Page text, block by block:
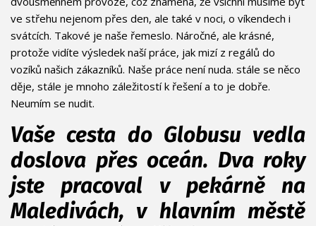
ve střehu nejenom přes den, ale také v noci, o víkendech i
svátcích. Takové je naše řemeslo. Náročné, ale krásné,
protože vidíte výsledek naší práce, jak mizí z regálů do
vozíků našich zákazníků. Naše práce není nuda. stále se něco
děje, stále je mnoho záležitostí k řešení a to je dobře.
Neumím se nudit.
Vaše cesta do Globusu vedla
doslova přes oceán. Dva roky
jste pracoval v pekárně na
Maledivách, v hlavním městě